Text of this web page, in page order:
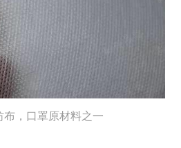
布，口罩原材料之一